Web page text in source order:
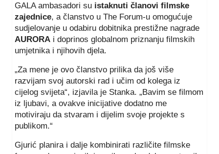
GALA ambasadori su istaknuti članovi filmske
zajednice, a članstvo u The Forum-u omogućuje
sudjelovanje u odabiru dobitnika prestižne nagrade
AURORA i doprinos globalnom priznanju filmskih
umjetnika i njihovih djela.
„Za mene je ovo članstvo prilika da još više
razvijam svoj autorski rad i učim od kolega iz
cijelog svijeta“, izjavila je Stanka. „Bavim se filmom
iz ljubavi, a ovakve inicijative dodatno me
motiviraju da stvaram i dijelim svoje projekte s
publikom.“
Gjurić planira i dalje kombinirati različite filmske